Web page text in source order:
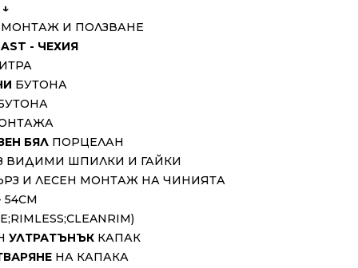
↓
МОНТАЖ И ПОЛЗВАНЕ
- ЧЕХИЯ
БУТОНА
БЯЛ ПОРЦЕЛАН
ВИДИМИ ШПИЛКИ И ГАЙКИ
И ЛЕСЕН МОНТАЖ НА ЧИНИЯТА
УЛТРАТЪНЪК КАПАК
НА КАПАКА